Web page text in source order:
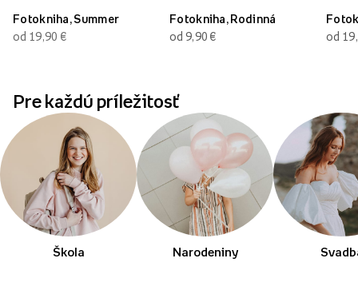
Fotokniha, Summer
od 19,90 €
Fotokniha, Rodinná
od 9,90 €
od
Pre každú príležitosť
Škola Narodeniny